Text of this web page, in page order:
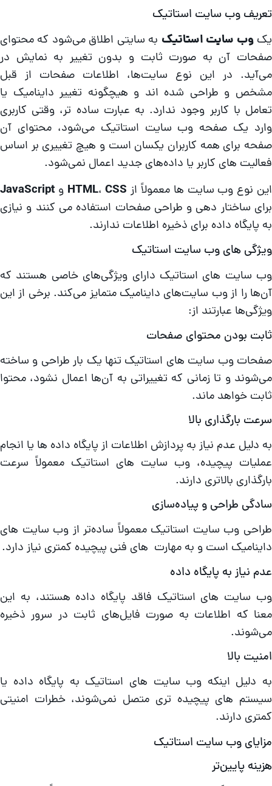
وب سایت استاتیک
وب سایت استاتیکبه سایتی اطلاق می‌شود که محتوای
آن به صورت ثابت و بدون تغییر به نمایش در
در این نوع سایت‌ها، اطلاعات صفحات از قبل
و طراحی شده‌ اند و هیچگونه تغییر داینامیک یا
با کاربر وجود ندارد. به عبارت ساده‌ تر، وقتی کاربری
یک صفحه وب سایت استاتیک می‌شود، محتوای آن
برای همه کاربران یکسان است و هیچ تغییری بر اساس
های کاربر یا داده‌های جدید اعمال نمی‌شود.
نوع وب سایت‌ ها معمولاً از
HTML ،CSS و JavaScript
ساختار دهی و طراحی صفحات استفاده می‌ کنند و نیازی
پایگاه داده برای ذخیره اطلاعات ندارند.
های وب سایت استاتیک
سایت‌ های استاتیک دارای ویژگی‌های خاصی هستند که
را از وب سایت‌های داینامیک متمایز می‌کند. برخی از این
عبارتند از:
بودن محتوای صفحات
وب سایت‌ های استاتیک تنها یک بار طراحی و ساخته
و تا زمانی که تغییراتی به آن‌ها اعمال نشود، محتوا
خواهد ماند.
بارگذاری بالا
دلیل عدم نیاز به پردازش اطلاعات از پایگاه داده‌ ها یا انجام
پیچیده، وب سایت‌ های استاتیک معمولاً سرعت
بالاتری دارند.
طراحی و پیاده‌سازی
وب سایت استاتیک معمولاً ساده‌تر از وب سایت‌ های
است و به مهارت‌ های فنی پیچیده کمتری نیاز دارد.
نیاز به پایگاه داده
سایت‌ های استاتیک فاقد پایگاه داده هستند، به این
که اطلاعات به صورت فایل‌های ثابت در سرور ذخیره
بالا
دلیل اینکه وب سایت‌ های استاتیک به پایگاه داده یا
های پیچیده‌ تری متصل نمی‌شوند، خطرات امنیتی
دارند.
وب سایت استاتیک
پایین‌تر